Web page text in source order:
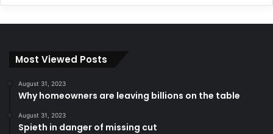
Most Viewed Posts
August 31, 2023
Why homeowners are leaving billions on the table
August 31, 2023
Spieth in danger of missing cut